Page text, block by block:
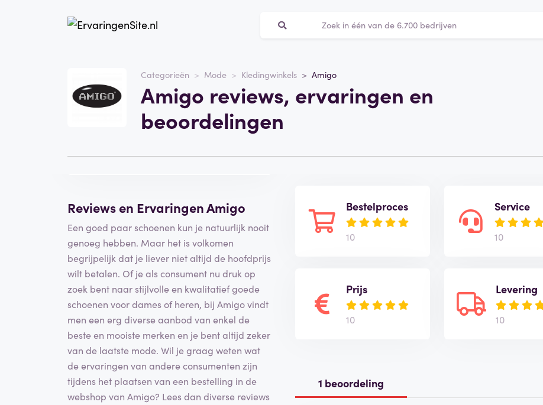
Categorieën Mode Kledingwinkels Amigo
Amigo reviews, ervaringen en
beoordelingen
amigo.nl
Categorie
Mode
Reviews en Ervaringen Amigo
Een goed paar schoenen kun je natuurlijk nooit
genoeg hebben. Maar het is volkomen
begrijpelijk dat je liever niet altijd de hoofdprijs
wilt betalen. Of je als consument nu druk op
zoek bent naar stijlvolle en kwalitatief goede
schoenen voor dames of heren, bij Amigo vindt
men een erg diverse aanbod van enkel de
beste en mooiste merken en je bent altijd zeker
van de laatste mode. Wil je graag weten wat
de ervaringen van andere consumenten zijn
tijdens het plaatsen van een bestelling in de
webshop van Amigo? Lees dan diverse reviews
Bestelproces
10
Prijs
10
Service
10
Levering
10
1 beoordeling